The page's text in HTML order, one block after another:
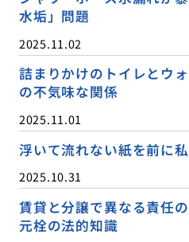
水垢」問題
2025.11.02
詰まりかけのトイレとウ
の不気味な関係
2025.11.01
浮いて流れない紙を前に
2025.10.31
賃貸と分譲で異なる責任
元栓の法的知識